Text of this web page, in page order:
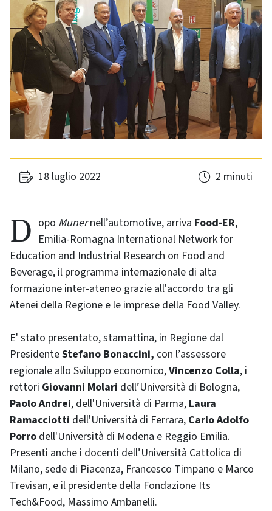
18 luglio 2022 2 minuti
Dopo Munernell’automotive, arriva Food-ER,
Emilia-Romagna International Network for
Education and Industrial Research on Food and
Beverage, il programma internazionale di alta
formazione inter-ateneo grazie all'accordo tra gli
Atenei della Regione e le imprese della Food Valley.
E' stato presentato, stamattina, in Regione dal
PresidenteStefano Bonaccini, con l’assessore
regionale allo Sviluppo economico,Vincenzo Colla, i
rettori Giovanni Molari dell’Università di Bologna,
Paolo Andrei, dell'Università di Parma, Laura
Ramacciotti dell'Università di Ferrara, Carlo Adolfo
Porro dell'Università di Modena e Reggio Emilia.
Presenti anche i docenti dell’Università Cattolica di
Milano, sede di Piacenza, Francesco Timpano e Marco
Trevisan, e il presidente della Fondazione Its
Tech&Food, Massimo Ambanelli.